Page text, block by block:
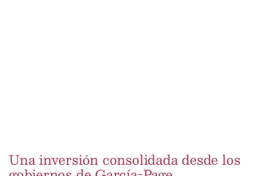
Una inversión consolidada desde los